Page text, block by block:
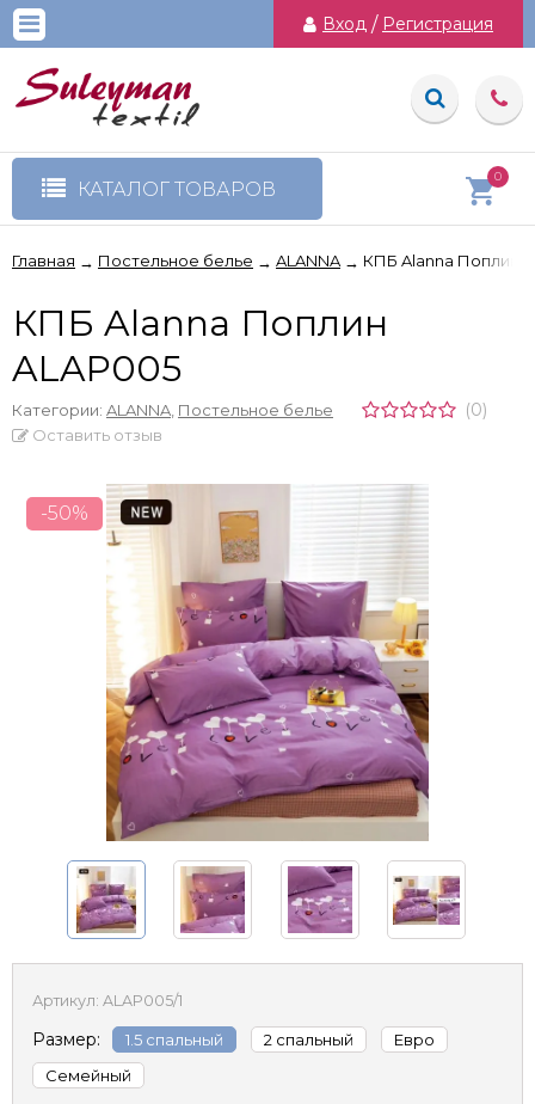
Вход / Регистрация
КАТАЛОГ ТОВАРОВ
0
Главная → Постельное белье → ALANNA → КПБ Alanna Поплин
КПБ Alanna Поплин
ALAP005
Категории: ALANNA Постельное белье (0)
Оставить отзыв
-50%
Артикул: ALAP005/1
Размер: 1.5 спальный 2 спальный
Евро
Семейный